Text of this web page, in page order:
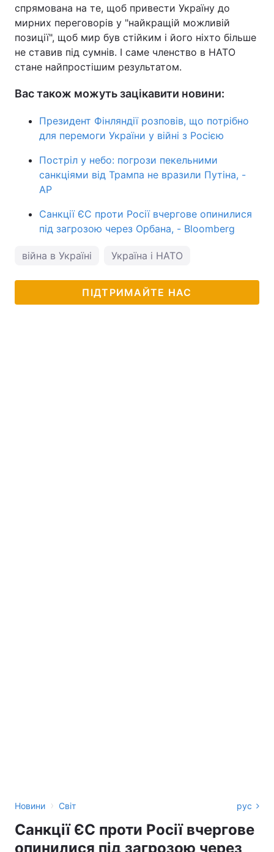
спрямована на те, щоб привести Україну до
мирних переговорів у "найкращій можливій
позиції", щоб мир був стійким і його ніхто більше
не ставив під сумнів. І саме членство в НАТО
стане найпростішим результатом.
Вас також можуть зацікавити новини:
Президент Фінляндії розповів, що потрібно
для перемоги України у війні з Росією
Постріл у небо: погрози пекельними
санкціями від Трампа не вразили Путіна, -
AP
Санкції ЄС проти Росії вчергове опинилися
під загрозою через Орбана, - Bloomberg
війна в Україні Україна і НАТО
ПІДТРИМАЙТЕ НАС
Новини › Світ рус
Санкції ЄС проти Росії вчергове
опинилися під загрозою через